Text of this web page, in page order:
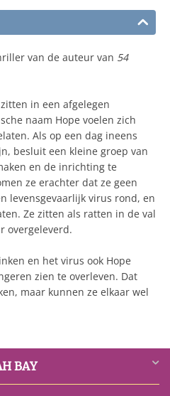
van de auteur van 54
in een afgelegen
naam Hope voelen zich
Als op een dag ineens
besluit een kleine groep van
en de inrichting te
ze erachter dat ze geen
levensgevaarlijk virus rond, en
Ze zitten als ratten in de val
overgeleverd.
en het virus ook Hope
zien te overleven. Dat
maar kunnen ze elkaar wel
BAY